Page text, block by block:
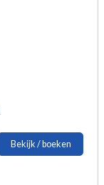
Bekijk / boeken